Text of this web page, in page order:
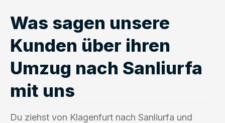
Was sagen unsere
Kunden über ihren
Umzug nach Sanliurfa
mit uns
Du ziehst von Klagenfurt nach Sanliurfa und